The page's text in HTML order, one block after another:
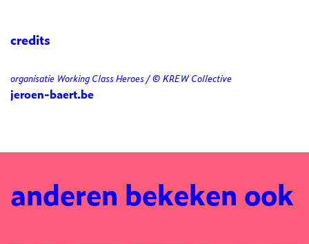
credits
organisatie Working Class Heroes / © KREW Collective
jeroen-baert.be
anderen bekeken ook